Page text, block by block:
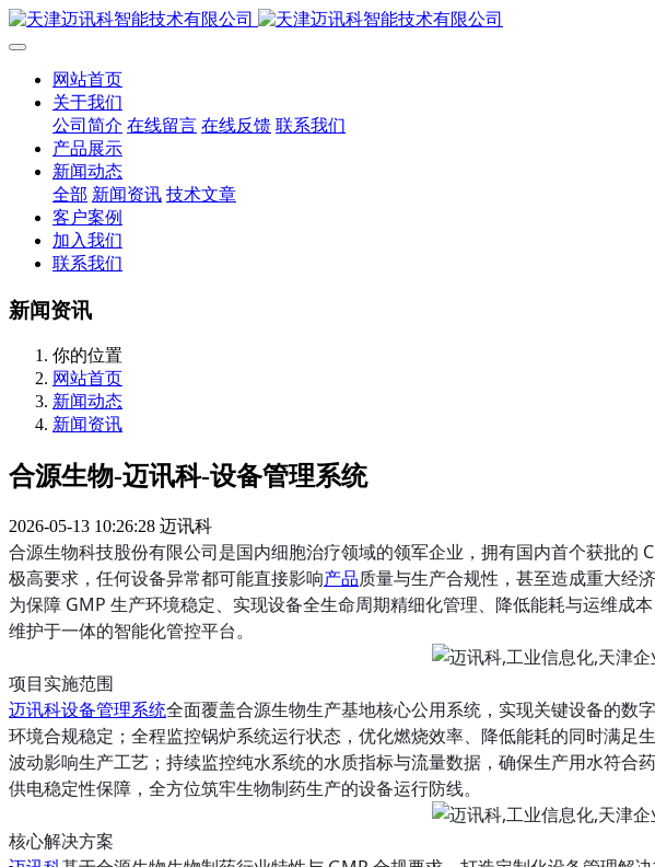
网站首页
关于我们
公司简介 在线留言 在线反馈 联系我们
产品展示
新闻动态
全部 新闻资讯 技术文章
客户案例
加入我们
联系我们
新闻资讯
你的位置
网站首页
新闻动态
新闻资讯
合源生物-迈讯科-设备管理系统
2026-05-13 10:26:28 迈讯科
合源生物科技股份有限公司是国内细胞治疗领域的领军企业，拥有国内首个获批的
极高要求，任何设备异常都可能直接影响产品质量与生产合规性，甚至造成重大经济
为保障 GMP 生产环境稳定、实现设备全生命周期精细化管理、降低能耗与运维成
维护于一体的智能化管控平台。
项目实施范围
迈讯科设备管理系统全面覆盖合源生物生产基地核心公用系统，实现关键设备的数
环境合规稳定；全程监控锅炉系统运行状态，优化燃烧效率、降低能耗的同时满
波动影响生产工艺；持续监控纯水系统的水质指标与流量数据，确保生产用水符
供电稳定性保障，全方位筑牢生物制药生产的设备运行防线。
核心解决方案